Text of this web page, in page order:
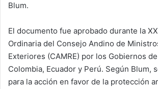
Blum.
El documento fue aprobado durante la
Ordinaria del Consejo Andino de
Exteriores (CAMRE) por los Gobiernos
Colombia, Ecuador y Perú. Según Blum,
para la acción en favor de la protección